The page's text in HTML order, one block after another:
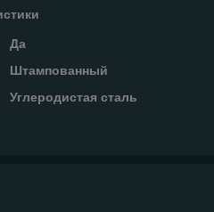
Да
Штампованный
Углеродистая сталь